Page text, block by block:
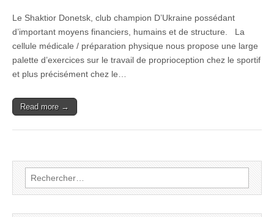
Le Shaktior Donetsk, club champion D’Ukraine possédant
d’important moyens financiers, humains et de structure. La
cellule médicale / préparation physique nous propose une large
palette d’exercices sur le travail de proprioception chez le sportif
et plus précisément chez le…
Read more →
Rechercher :